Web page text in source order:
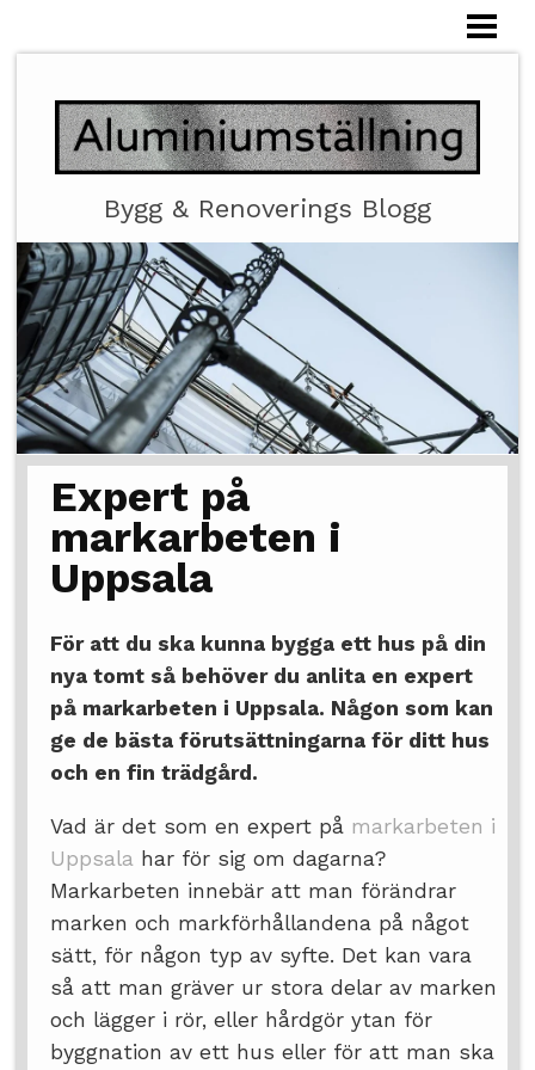
Bygg & Renoverings Blogg
Expert på
markarbeten i
Uppsala
För att du ska kunna bygga ett hus på din
nya tomt så behöver du anlita en expert
på markarbeten i Uppsala. Någon som kan
ge de bästa förutsättningarna för ditt hus
och en fin trädgård.
Vad är det som en expert på markarbeten i
Uppsala har för sig om dagarna?
Markarbeten innebär att man förändrar
marken och markförhållandena på något
sätt, för någon typ av syfte. Det kan vara
så att man gräver ur stora delar av marken
och lägger i rör, eller hårdgör ytan för
byggnation av ett hus eller för att man ska